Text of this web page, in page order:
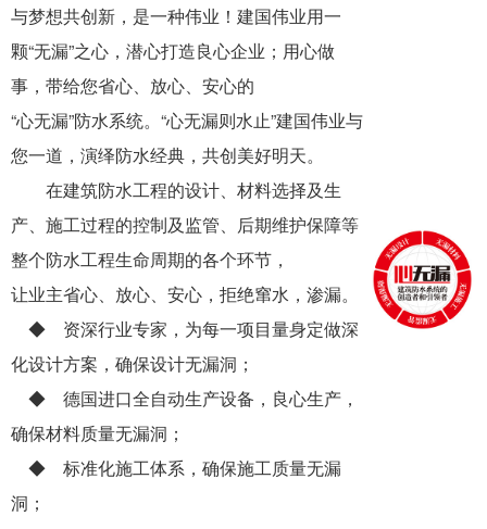
与梦想共创新，是一种伟业！建国伟业用一
颗“无漏”之心，潜心打造良心企业；用心做
事，带给您省心、放心、安心的
“心无漏”防水系统。“心无漏则水止”建国伟业与
您一道，演绎防水经典，共创美好明天。
在建筑防水工程的设计、材料选择及生
产、施工过程的控制及监管、后期维护保障等
整个防水工程生命周期的各个环节，
让业主省心、放心、安心，拒绝窜水，渗漏。
◆ 资深行业专家，为每一项目量身定做深
化设计方案，确保设计无漏洞；
◆ 德国进口全自动生产设备，良心生产，
确保材料质量无漏洞；
◆ 标准化施工体系，确保施工质量无漏
洞；